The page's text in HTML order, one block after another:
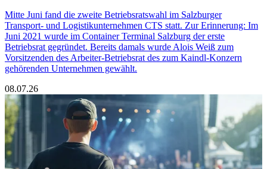
Mitte Juni fand die zweite Betriebsratswahl im Salzburger
Transport- und Logistikunternehmen CTS statt. Zur Erinnerung: Im
Juni 2021 wurde im Container Terminal Salzburg der erste
Betriebsrat gegründet. Bereits damals wurde Alois Weiß zum
Vorsitzenden des Arbeiter-Betriebsrat des zum Kaindl-Konzern
gehörenden Unternehmen gewählt.
08.07.26